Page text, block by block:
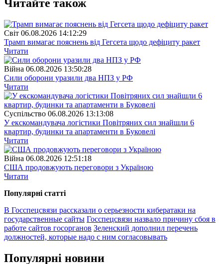
Читайте також
Свiт 06.08.2026 14:12:29
Трамп вимагає пояснень від Гегсета щодо дефіциту ракет
Читати
Війна 06.08.2026 13:50:28
Сили оборони уразили два НПЗ у РФ
Читати
Суспiльство 06.08.2026 13:13:08
У екскомандувача логістики Повітряних сил знайшли 6
квартир, будинки та апартаменти в Буковелі
Читати
Війна 06.08.2026 12:51:18
США продовжують переговори з Україною
Читати
Популярнi статтi
В Госспецсвязи рассказали о серьезности кибератаки на
государственные сайты Госспецсвязи назвало причину сбоя в
работе сайтов госорганов Зеленский дополнил перечень
должностей, которые надо с ним согласовывать
Популярнi новини